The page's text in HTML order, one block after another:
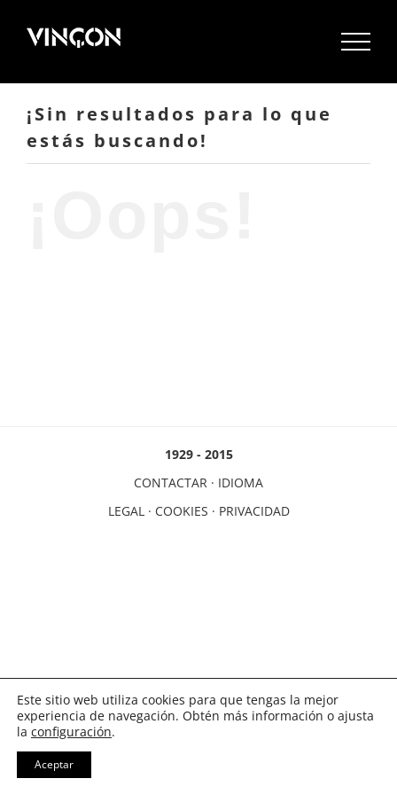
¡Sin resultados para lo que
estás buscando!
1929 - 2015
CONTACTAR · IDIOMA
LEGAL· COOKIES · PRIVACIDAD
Este sitio web utiliza cookies para que tengas la mejor
experiencia de navegación. Obtén más información o ajusta
la configuración.
Aceptar